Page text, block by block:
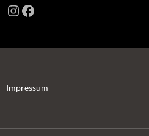
Instagram
Facebook
Impressum